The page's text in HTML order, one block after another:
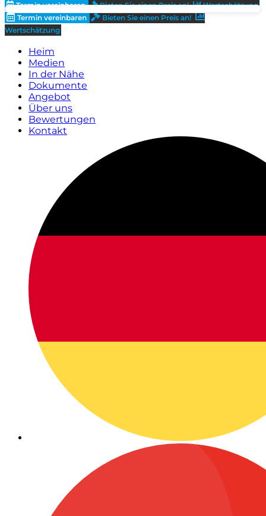
Termin vereinbaren Bieten Sie einen Preis an!
Wertschätzung
Termin vereinbaren
Bieten Sie einen Preis an!
Wertschätzung
Heim
Medien
In der Nähe
Dokumente
Angebot
Über uns
Bewertungen
Kontakt